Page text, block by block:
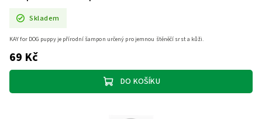
Skladem
69 Kč
DO KOŠÍKU
KAY for DOG puppy je přírodní šampon určený pro jemnou štěněčí srst a kůži.